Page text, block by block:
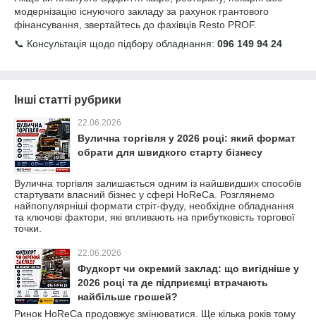
модернізацію існуючого закладу за рахунок грантового
фінансування, звертайтесь до фахівців Resto PROF.
📞 Консультація щодо підбору обладнання: 096 149 94 24
Інші статті рубрики
22.06.2026
Вулична торгівля у 2026 році: який формат
обрати для швидкого старту бізнесу
Вулична торгівля залишається одним із найшвидших способів
стартувати власний бізнес у сфері HoReCa. Розглянемо
найпопулярніші формати стріт-фуду, необхідне обладнання
та ключові фактори, які впливають на прибутковість торгової
точки.
22.06.2026
Фудкорт чи окремий заклад: що вигідніше у
2026 році та де підприємці втрачають
найбільше грошей?
Ринок HoReCa продовжує змінюватися. Ще кілька років тому